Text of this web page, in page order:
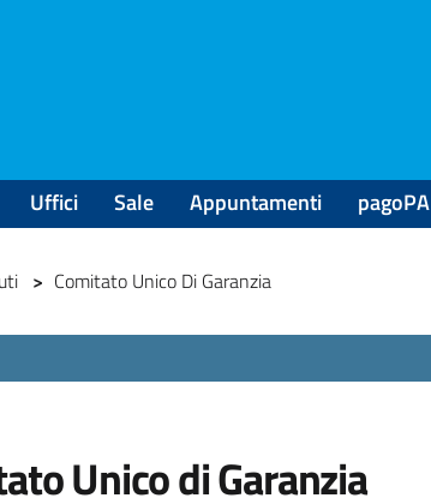
Uffici Sale Appuntamenti pagoPA
> Comitato Unico Di Garanzia
Unico di Garanzia